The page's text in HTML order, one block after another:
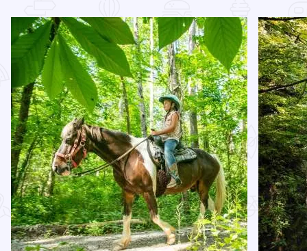
公園の場所 についてもっと読む 続きを読